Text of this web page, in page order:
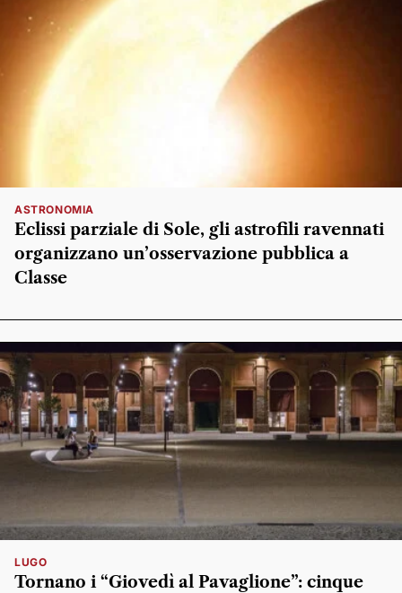
ASTRONOMIA
Eclissi parziale di Sole, gli astrofili ravennati
organizzano un’osservazione pubblica a
Classe
LUGO
Tornano i “Giovedì al Pavaglione”: cinque